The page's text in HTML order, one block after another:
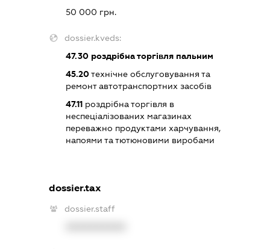
50 000 грн.
dossier.kveds:
47.30роздрібна торгівля пальним
45.20технічне обслуговування та
ремонт автотранспортних засобів
47.11роздрібна торгівля в
неспеціалізованих магазинах
переважно продуктами харчування,
напоями та тютюновими виробами
dossier.tax
dossier.staff